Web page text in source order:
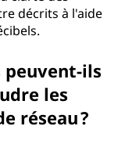
décrits à l'aide
peuvent-ils
les
réseau ?